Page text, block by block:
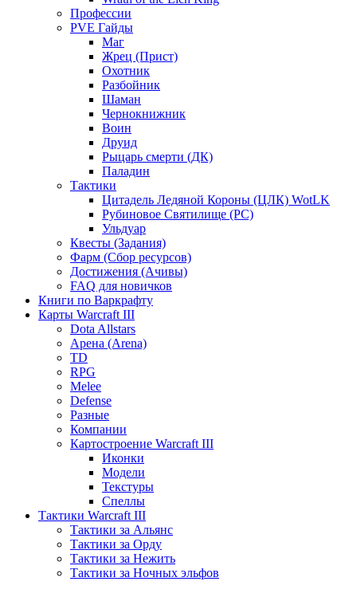
Профессии
PVE Гайды
Маг
Жрец (Прист)
Охотник
Разбойник
Шаман
Чернокнижник
Воин
Друид
Рыцарь смерти (ДК)
Паладин
Тактики
Цитадель Ледяной Короны (ЦЛК) WotLK
Рубиновое Святилище (РС)
Ульдуар
Квесты (Задания)
Фарм (Сбор ресурсов)
Достижения (Ачивы)
FAQ для новичков
Книги по Варкрафту
Карты Warcraft III
Dota Allstars
Арена (Arena)
TD
RPG
Melee
Defense
Разные
Компании
Картостроение Warcraft III
Иконки
Модели
Текстуры
Спеллы
Тактики Warcraft III
Тактики за Альянс
Тактики за Орду
Тактики за Нежить
Тактики за Ночных эльфов